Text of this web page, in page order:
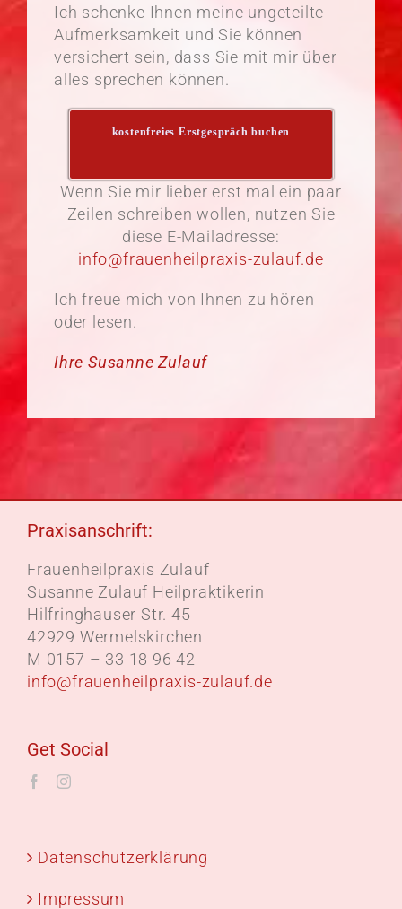
Ich schenke Ihnen meine ungeteilte
Aufmerksamkeit und Sie können
versichert sein, dass Sie mit mir über
alles sprechen können.
kostenfreies Erstgespräch buchen
Wenn Sie mir lieber erst mal ein paar
Zeilen schreiben wollen, nutzen Sie
diese E-Mailadresse:
info@frauenheilpraxis-zulauf.de
Ich freue mich von Ihnen zu hören
oder lesen.
Ihre Susanne Zulauf
Praxisanschrift:
Frauenheilpraxis Zulauf
Susanne Zulauf Heilpraktikerin
Hilfringhauser Str. 45
42929 Wermelskirchen
M 0157 – 33 18 96 42
info@frauenheilpraxis-zulauf.de
Get Social
Datenschutzerklärung
Impressum